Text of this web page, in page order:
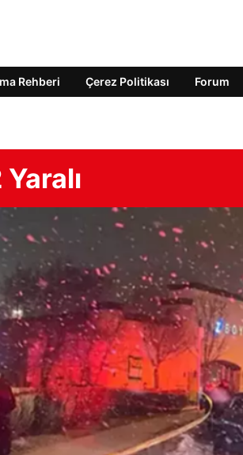
Rehberi Çerez Politikası Forum